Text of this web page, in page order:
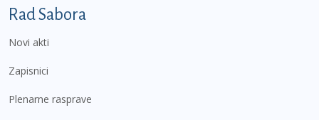
Podnožje prvi izbornik
Rad Sabora
Novi akti
Zapisnici
Plenarne rasprave